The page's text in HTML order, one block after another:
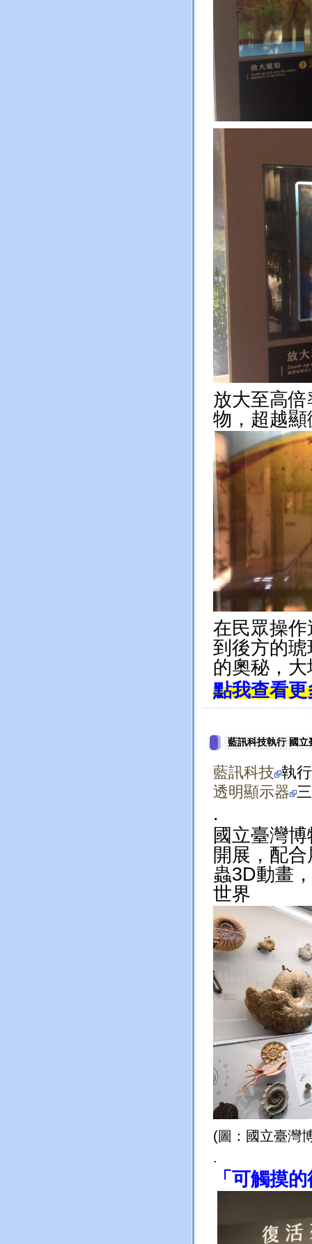
放大至高
物，超越
在民眾操
到後方的
的奧秘，
點我查看
藍訊科技執行 國立
藍訊科技 執
透明顯示器
.
國立臺灣
開展，配
蟲3D動畫
世界
(圖：國立臺灣
.
「可觸摸